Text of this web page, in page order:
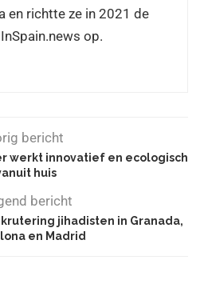
en richtte ze in 2021 de
op.
bericht
werkt innovatief en ecologisch
huis
bericht
jihadisten in Granada,
en Madrid